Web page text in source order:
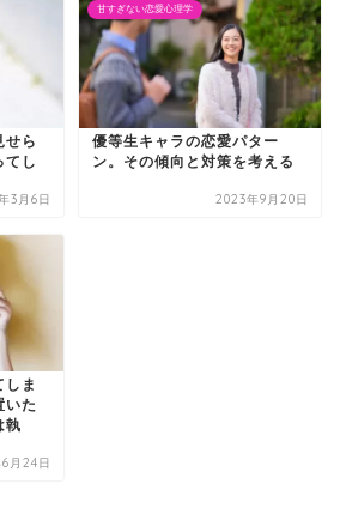
せら
てし
3月6日
甘すぎない恋愛心理学
優等生キャラの恋愛パター
ン。その傾向と対策を考える
2023年9月20日
しま
いた
執
月24日